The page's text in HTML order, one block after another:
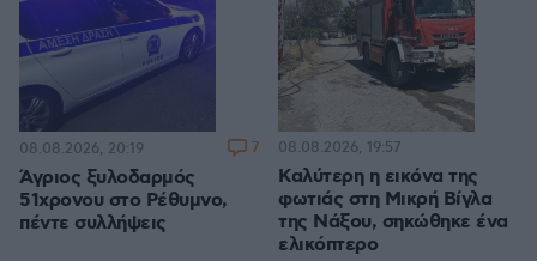
Άγριος ξυλοδαρμός
51χρονου στο Ρέθυμνο,
πέντε συλλήψεις
08.08.2026, 20:19 7
Καλύτερη η εικόνα της
φωτιάς στη Μικρή Βίγλα
της Νάξου, σηκώθηκε ένα
ελικόπτερο
08.08.2026, 19:57